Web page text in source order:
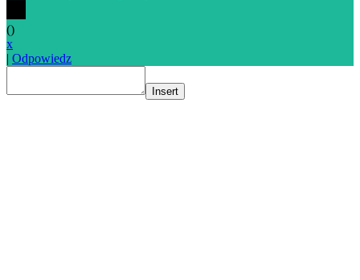
()
x
| Odpowiedz
Insert